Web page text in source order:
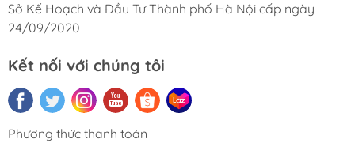
Sở Kế Hoạch và Đầu Tư Thành phố Hà Nội cấp ngày
24/09/2020
Kết nối với chúng tôi
Phương thức thanh toán